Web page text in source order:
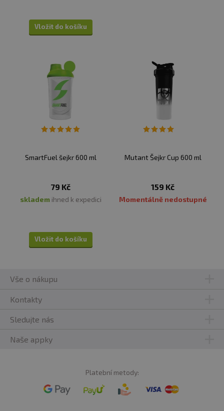
Vložit do košíku
SmartFuel šejkr 600 ml
79 Kč
skladem ihned k expedici
Vložit do košíku
Mutant Šejkr Cup 600 ml
159 Kč
Momentálně nedostupné
Vše o nákupu
Kontakty
Sledujte nás
Naše appky
Platební metody: